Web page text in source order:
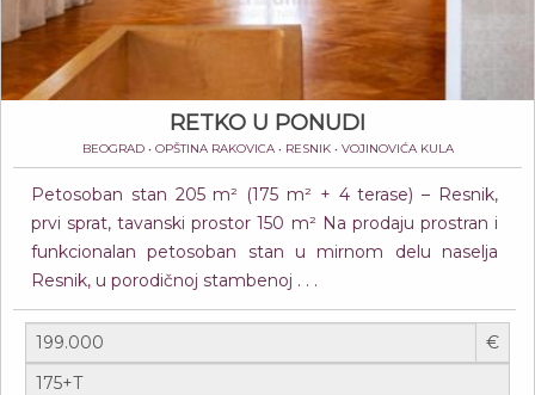
RETKO U PONUDI
BEOGRAD • OPŠTINA RAKOVICA • RESNIK • VOJINOVIĆA KULA
Petosoban stan 205 m² (175 m² + 4 terase) – Resnik,
prvi sprat, tavanski prostor 150 m² Na prodaju prostran i
funkcionalan petosoban stan u mirnom delu naselja
Resnik, u porodičnoj stambenoj . . .
€